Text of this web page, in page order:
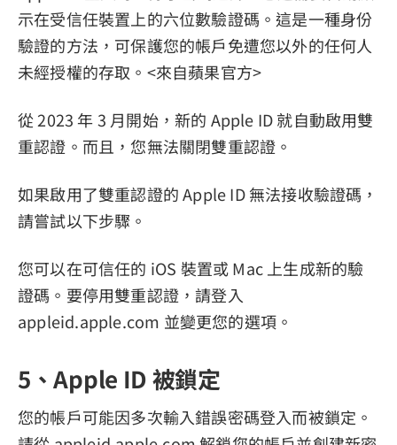
示在受信任裝置上的六位數驗證碼。這是一種身份
驗證的方法，可保護您的帳戶免遭您以外的任何人
未經授權的存取。<來自蘋果官方>
從 2023 年 3 月開始，新的 Apple ID 就自動啟用雙
重認證。而且，您無法關閉雙重認證。
如果啟用了雙重認證的 Apple ID 無法接收驗證碼，
請嘗試以下步驟。
您可以在可信任的 iOS 裝置或 Mac 上生成新的驗
證碼。要停用雙重認證，請登入
appleid.apple.com 並變更您的選項。
5、Apple ID 被鎖定
您的帳戶可能因多次輸入錯誤密碼登入而被鎖定。